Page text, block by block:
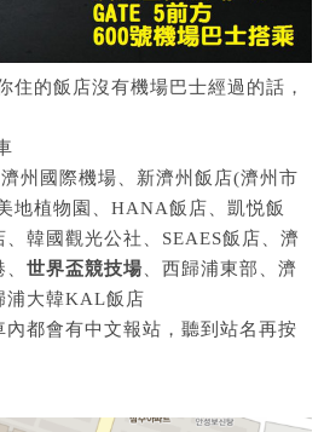
住的飯店沒有機場巴士經過的話，
州國際機場、新濟州飯店(濟州市
地植物園、HANA飯店、凱悦飯
韓國觀光公社、SEAES飯店、濟
世界盃競技場、西歸浦東部、濟
浦大韓KAL飯店
內都會有中文報站，聽到站名再按